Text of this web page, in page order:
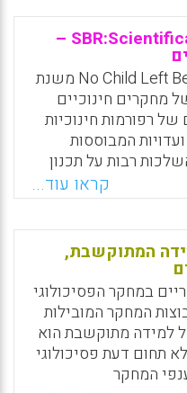
על התפתחות התחום
מהו מחקר עם
עמדות של ארגונים
כן ,מוצג בקיצור
ברשות המחקר במכון
SBR:Scientifically Based Research –
החקיקה של תכנית No Child Left Behind משנת
של מחקרים חינוכיים
רפורמות חינוכיות
המבוססות
רבות על תכנון
מצד אחד יש
את מדע החינוך, מצד
שני יש הרואים את גישת ה-SBR כצרה מדי.
ומאמרים מרכזיים
קראו עוד...
המתוקשבת,
במחקר הפסיכולוגי
המחקר המובילות
למידה מתוקשבת הוא
תחום דעת פסיכולוגי
המחקר